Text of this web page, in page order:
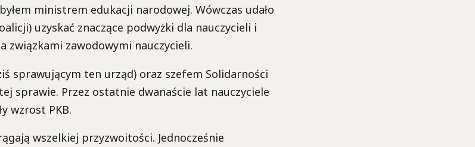
ministrem edukacji narodowej. Wówczas udało
uzyskać znaczące podwyżki dla nauczycieli i
związkami zawodowymi nauczycieli.
sprawującym ten urząd) oraz szefem Solidarności
sprawie. Przez ostatnie dwanaście lat nauczyciele
wzrost PKB.
wszelkiej przyzwoitości. Jednocześnie